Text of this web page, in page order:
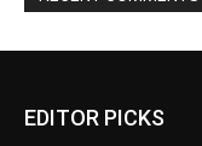
EDITOR PICKS